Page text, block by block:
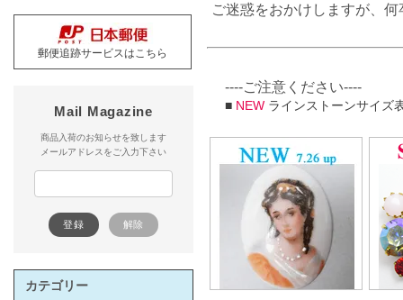
ご迷惑をおかけしますが、
----ご注意ください----
■ NEW ラインストーンサイズ
郵便追跡サービスはこちら
Mail Magazine
商品入荷のお知らせを致します
メールアドレスをご入力下さい
カテゴリー